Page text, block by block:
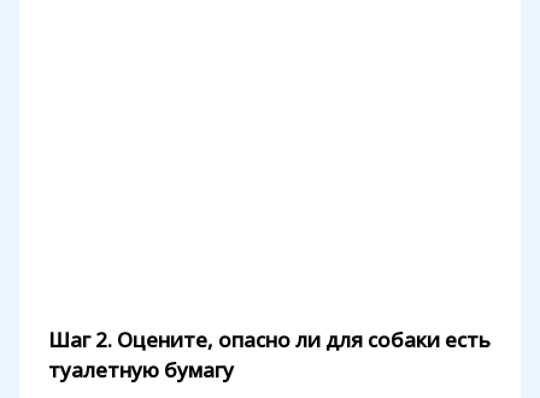
Шаг 2. Оцените, опасно ли для собаки есть
туалетную бумагу